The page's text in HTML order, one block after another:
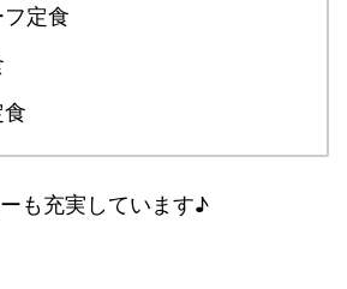
フ定食
食
も充実しています♪